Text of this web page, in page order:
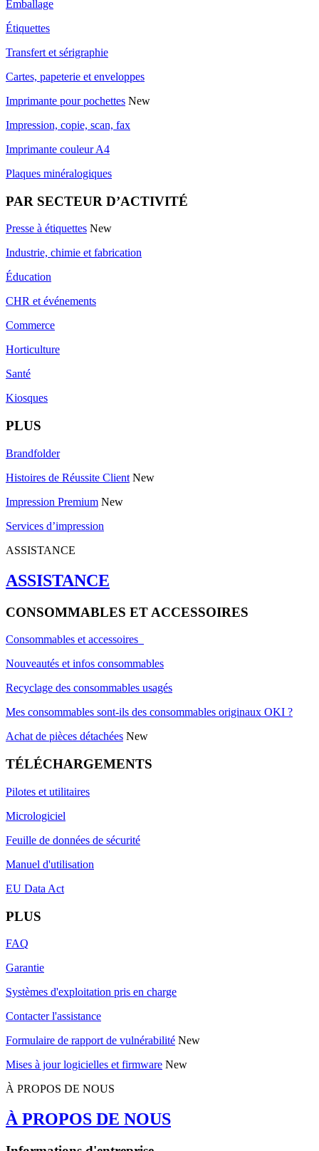
Emballage
Étiquettes
Transfert et sérigraphie
Cartes, papeterie et enveloppes
Imprimante pour pochettes New
Impression, copie, scan, fax
Imprimante couleur A4
Plaques minéralogiques
PAR SECTEUR D’ACTIVITÉ
Presse à étiquettes New
Industrie, chimie et fabrication
Éducation
CHR et événements
Commerce
Horticulture
Santé
Kiosques
PLUS
Brandfolder
Histoires de Réussite Client New
Impression Premium New
Services d’impression
ASSISTANCE
ASSISTANCE
CONSOMMABLES ET ACCESSOIRES
Consommables et accessoires
Nouveautés et infos consommables
Recyclage des consommables usagés
Mes consommables sont-ils des consommables originaux OKI ?
Achat de pièces détachées New
TÉLÉCHARGEMENTS
Pilotes et utilitaires
Micrologiciel
Feuille de données de sécurité
Manuel d'utilisation
EU Data Act
PLUS
FAQ
Garantie
Systèmes d'exploitation pris en charge
Contacter l'assistance
Formulaire de rapport de vulnérabilité New
Mises à jour logicielles et firmware New
À PROPOS DE NOUS
À PROPOS DE NOUS